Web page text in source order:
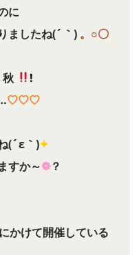
に
ましたね(´｀) 。○〇
秋
!
♡♡♡
(´ε｀)✦
すか～❁？
かけて開催している